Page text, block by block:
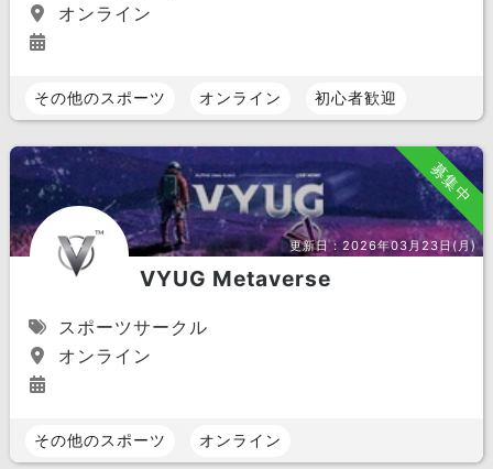
オンライン
その他のスポーツ オンライン 初心者歓迎
募集中
更新日： 2026年03月23日(月)
VYUG Metaverse
スポーツサークル
オンライン
その他のスポーツ オンライン